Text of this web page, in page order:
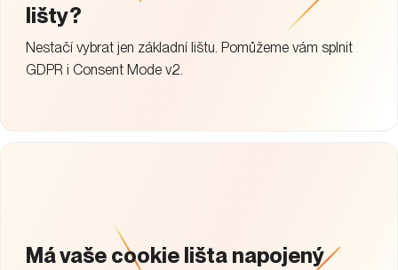
lišty?
Nestačí vybrat jen základní lištu. Pomůžeme vám splnit
GDPR i Consent Mode v2.
Má vaše cookie lišta napojený